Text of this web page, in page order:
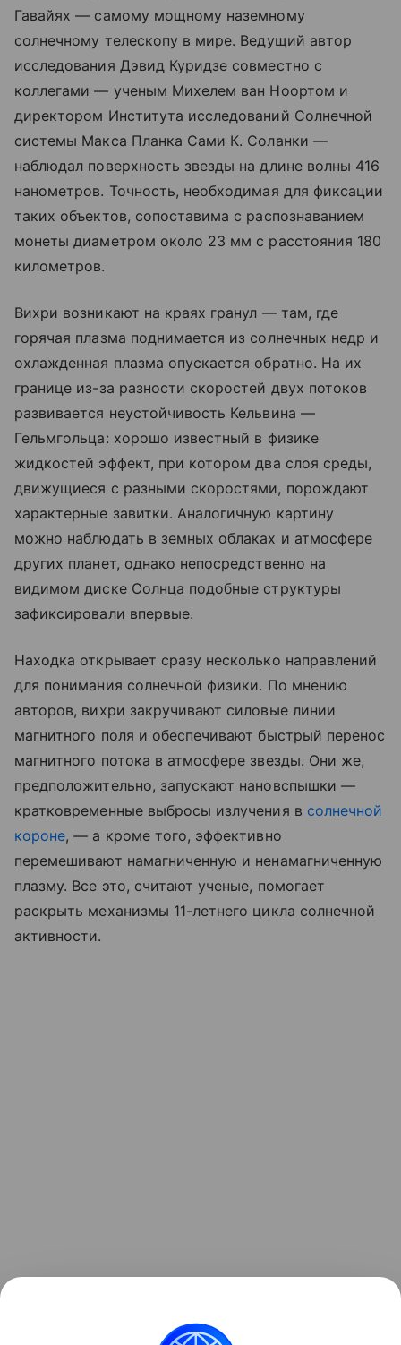
Гавайях — самому мощному наземному
солнечному телескопу в мире. Ведущий автор
исследования Дэвид Куридзе совместно с
коллегами — ученым Михелем ван Ноортом и
директором Института исследований Солнечной
системы Макса Планка Сами К. Соланки —
наблюдал поверхность звезды на длине волны 416
нанометров. Точность, необходимая для фиксации
таких объектов, сопоставима с распознаванием
монеты диаметром около 23 мм с расстояния 180
километров.
Вихри возникают на краях гранул — там, где
горячая плазма поднимается из солнечных недр и
охлажденная плазма опускается обратно. На их
границе из-за разности скоростей двух потоков
развивается неустойчивость Кельвина —
Гельмгольца: хорошо известный в физике
жидкостей эффект, при котором два слоя среды,
движущиеся с разными скоростями, порождают
характерные завитки. Аналогичную картину
можно наблюдать в земных облаках и атмосфере
других планет, однако непосредственно на
видимом диске Солнца подобные структуры
зафиксировали впервые.
Находка открывает сразу несколько направлений
для понимания солнечной физики. По мнению
авторов, вихри закручивают силовые линии
магнитного поля и обеспечивают быстрый перенос
магнитного потока в атмосфере звезды. Они же,
предположительно, запускают нановспышки —
кратковременные выбросы излучения в солнечной
короне, — а кроме того, эффективно
перемешивают намагниченную и ненамагниченную
плазму. Все это, считают ученые, помогает
раскрыть механизмы 11-летнего цикла солнечной
активности.
на видео мощный выброс плазмы из Солнца